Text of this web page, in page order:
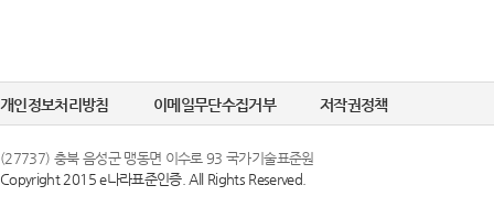
개인정보처리방침 이메일무단수집거부 저작권정책
(27737) 충북 음성군 맹동면 이수로 93 국가기술표준원
Copyright 2015 e나라표준인증. All Rights Reserved.